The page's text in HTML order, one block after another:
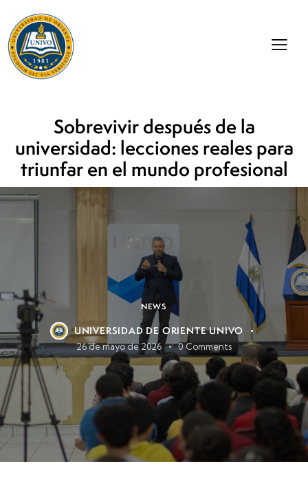
Sobrevivir después de la
universidad: lecciones reales para
triunfar en el mundo profesional
NEWS
UNIVERSIDAD DE ORIENTE UNIVO
26 de mayo de 2026 0 Comments